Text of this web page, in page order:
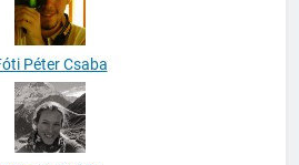
Fóti Péter Csaba